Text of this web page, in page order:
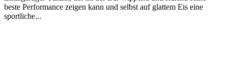
beste Performance zeigen kann und selbst auf glattem Eis eine
sportliche...